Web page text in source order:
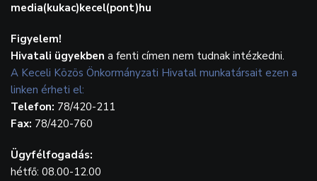
media(kukac)kecel(pont)hu
Figyelem!
Hivatali ügyekben a fenti címen nem tudnak intézkedni.
A Keceli Közös Önkormányzati Hivatal munkatársait ezen a
linken érheti el:
Telefon: 78/420-211
Fax: 78/420-760
Ügyfélfogadás:
hétfő: 08.00-12.00